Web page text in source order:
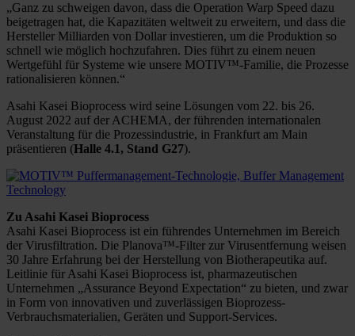
„Ganz zu schweigen davon, dass die Operation Warp Speed dazu
beigetragen hat, die Kapazitäten weltweit zu erweitern, und dass die
Hersteller Milliarden von Dollar investieren, um die Produktion so
schnell wie möglich hochzufahren. Dies führt zu einem neuen
Wertgefühl für Systeme wie unsere MOTIV™-Familie, die Prozesse
rationalisieren können.“
Asahi Kasei Bioprocess wird seine Lösungen vom 22. bis 26.
August 2022 auf der ACHEMA, der führenden internationalen
Veranstaltung für die Prozessindustrie, in Frankfurt am Main
präsentieren (Halle 4.1, Stand G27).
Zu Asahi Kasei Bioprocess
Asahi Kasei Bioprocess ist ein führendes Unternehmen im Bereich
der Virusfiltration. Die Planova™-Filter zur Virusentfernung weisen
30 Jahre Erfahrung bei der Herstellung von Biotherapeutika auf.
Leitlinie für Asahi Kasei Bioprocess ist, pharmazeutischen
Unternehmen „Assurance Beyond Expectation“ zu bieten, und zwar
in Form von innovativen und zuverlässigen Bioprozess-
Verbrauchsmaterialien, Geräten und Support-Services.